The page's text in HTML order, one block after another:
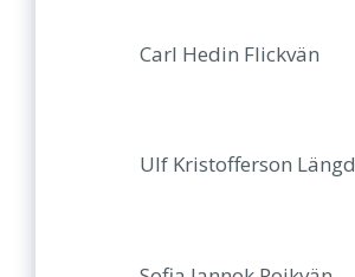
Carl Hedin Flickvän
Ulf Kristofferson Längd